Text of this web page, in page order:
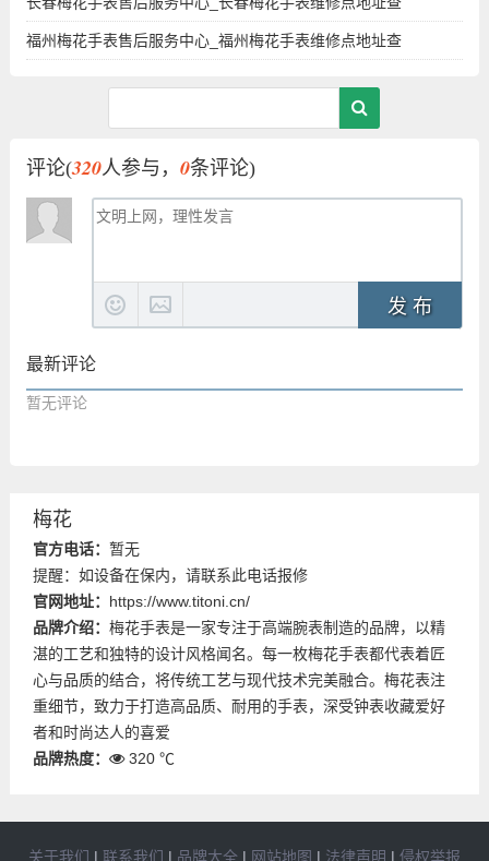
福州梅花手表售后服务中心_福州梅花手表维修点地址查
评论(320人参与， 0条评论)
发 布
最新评论
暂无评论
梅花
官方电话： 暂无
提醒：如设备在保内，请联系此电话报修
官网地址： https://www.titoni.cn/
品牌介绍： 梅花手表是一家专注于高端腕表制造的品牌，以精
湛的工艺和独特的设计风格闻名。每一枚梅花手表都代表着匠
心与品质的结合，将传统工艺与现代技术完美融合。梅花表注
重细节，致力于打造高品质、耐用的手表，深受钟表收藏爱好
者和时尚达人的喜爱
品牌热度：
320 ℃
关于我们 | 联系我们 | 品牌大全| 网站地图 | 法律声明 | 侵权举报